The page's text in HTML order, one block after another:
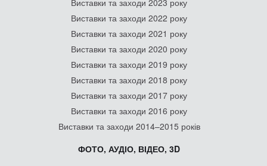
Виставки та заходи 2023 року
Виставки та заходи 2022 року
Виставки та заходи 2021 року
Виставки та заходи 2020 року
Виставки та заходи 2019 року
Виставки та заходи 2018 року
Виставки та заходи 2017 року
Виставки та заходи 2016 року
Виставки та заходи 2014–2015 років
ФОТО, АУДІО, ВІДЕО, 3D